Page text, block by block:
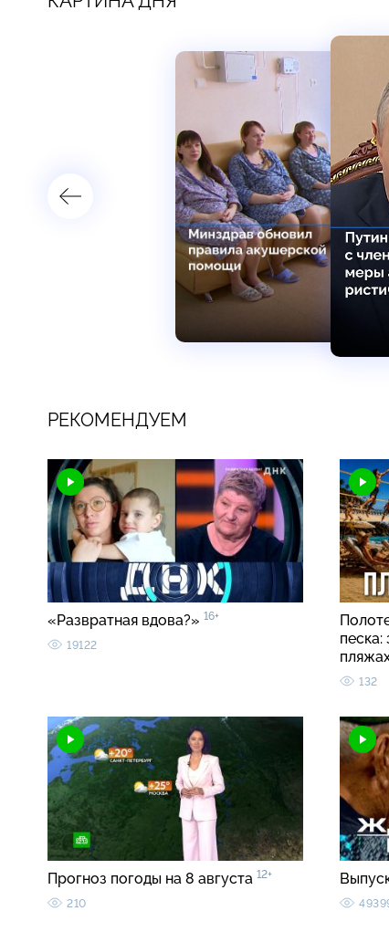
РЕКОМЕНДУЕМ
«Развратная вдова?» 16+
19122
132
Прогноз погоды на 8 августа 12+
210